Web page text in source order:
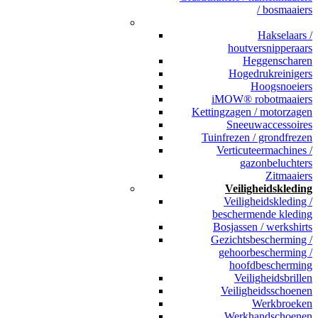
/ bosmaaiers
Hakselaars /
houtversnipperaars
Heggenscharen
Hogedrukreinigers
Hoogsnoeiers
iMOW® robotmaaiers
Kettingzagen / motorzagen
Sneeuwaccessoires
Tuinfrezen / grondfrezen
Verticuteermachines /
gazonbeluchters
Zitmaaiers
Veiligheidskleding
Veiligheidskleding /
beschermende kleding
Bosjassen / werkshirts
Gezichtsbescherming /
gehoorbescherming /
hoofdbescherming
Veiligheidsbrillen
Veiligheidsschoenen
Werkbroeken